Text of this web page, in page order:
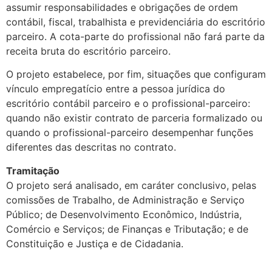
assumir responsabilidades e obrigações de ordem
contábil, fiscal, trabalhista e previdenciária do escritório
parceiro. A cota-parte do profissional não fará parte da
receita bruta do escritório parceiro.
O projeto estabelece, por fim, situações que configuram
vínculo empregatício entre a pessoa jurídica do
escritório contábil parceiro e o profissional-parceiro:
quando não existir contrato de parceria formalizado ou
quando o profissional-parceiro desempenhar funções
diferentes das descritas no contrato.
Tramitação
O projeto será analisado, em caráter conclusivo, pelas
comissões de Trabalho, de Administração e Serviço
Público; de Desenvolvimento Econômico, Indústria,
Comércio e Serviços; de Finanças e Tributação; e de
Constituição e Justiça e de Cidadania.